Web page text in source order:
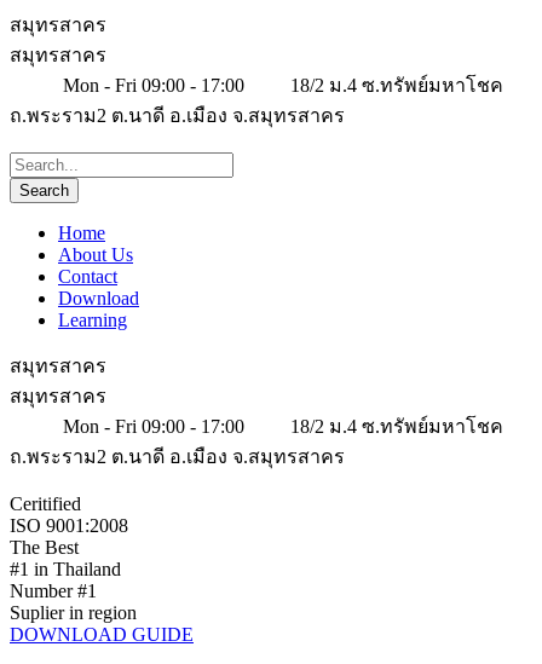
สมุทรสาคร
สมุทรสาคร
Mon - Fri 09:00 - 17:00
18/2 ม.4 ซ.ทรัพย์มหาโชค
ถ.พระราม2 ต.นาดี อ.เมือง จ.สมุทรสาคร
Home
About Us
Contact
Download
Learning
สมุทรสาคร
สมุทรสาคร
Mon - Fri 09:00 - 17:00
18/2 ม.4 ซ.ทรัพย์มหาโชค
ถ.พระราม2 ต.นาดี อ.เมือง จ.สมุทรสาคร
Ceritified
ISO 9001:2008
The Best
#1 in Thailand
Number #1
Suplier in region
DOWNLOAD GUIDE